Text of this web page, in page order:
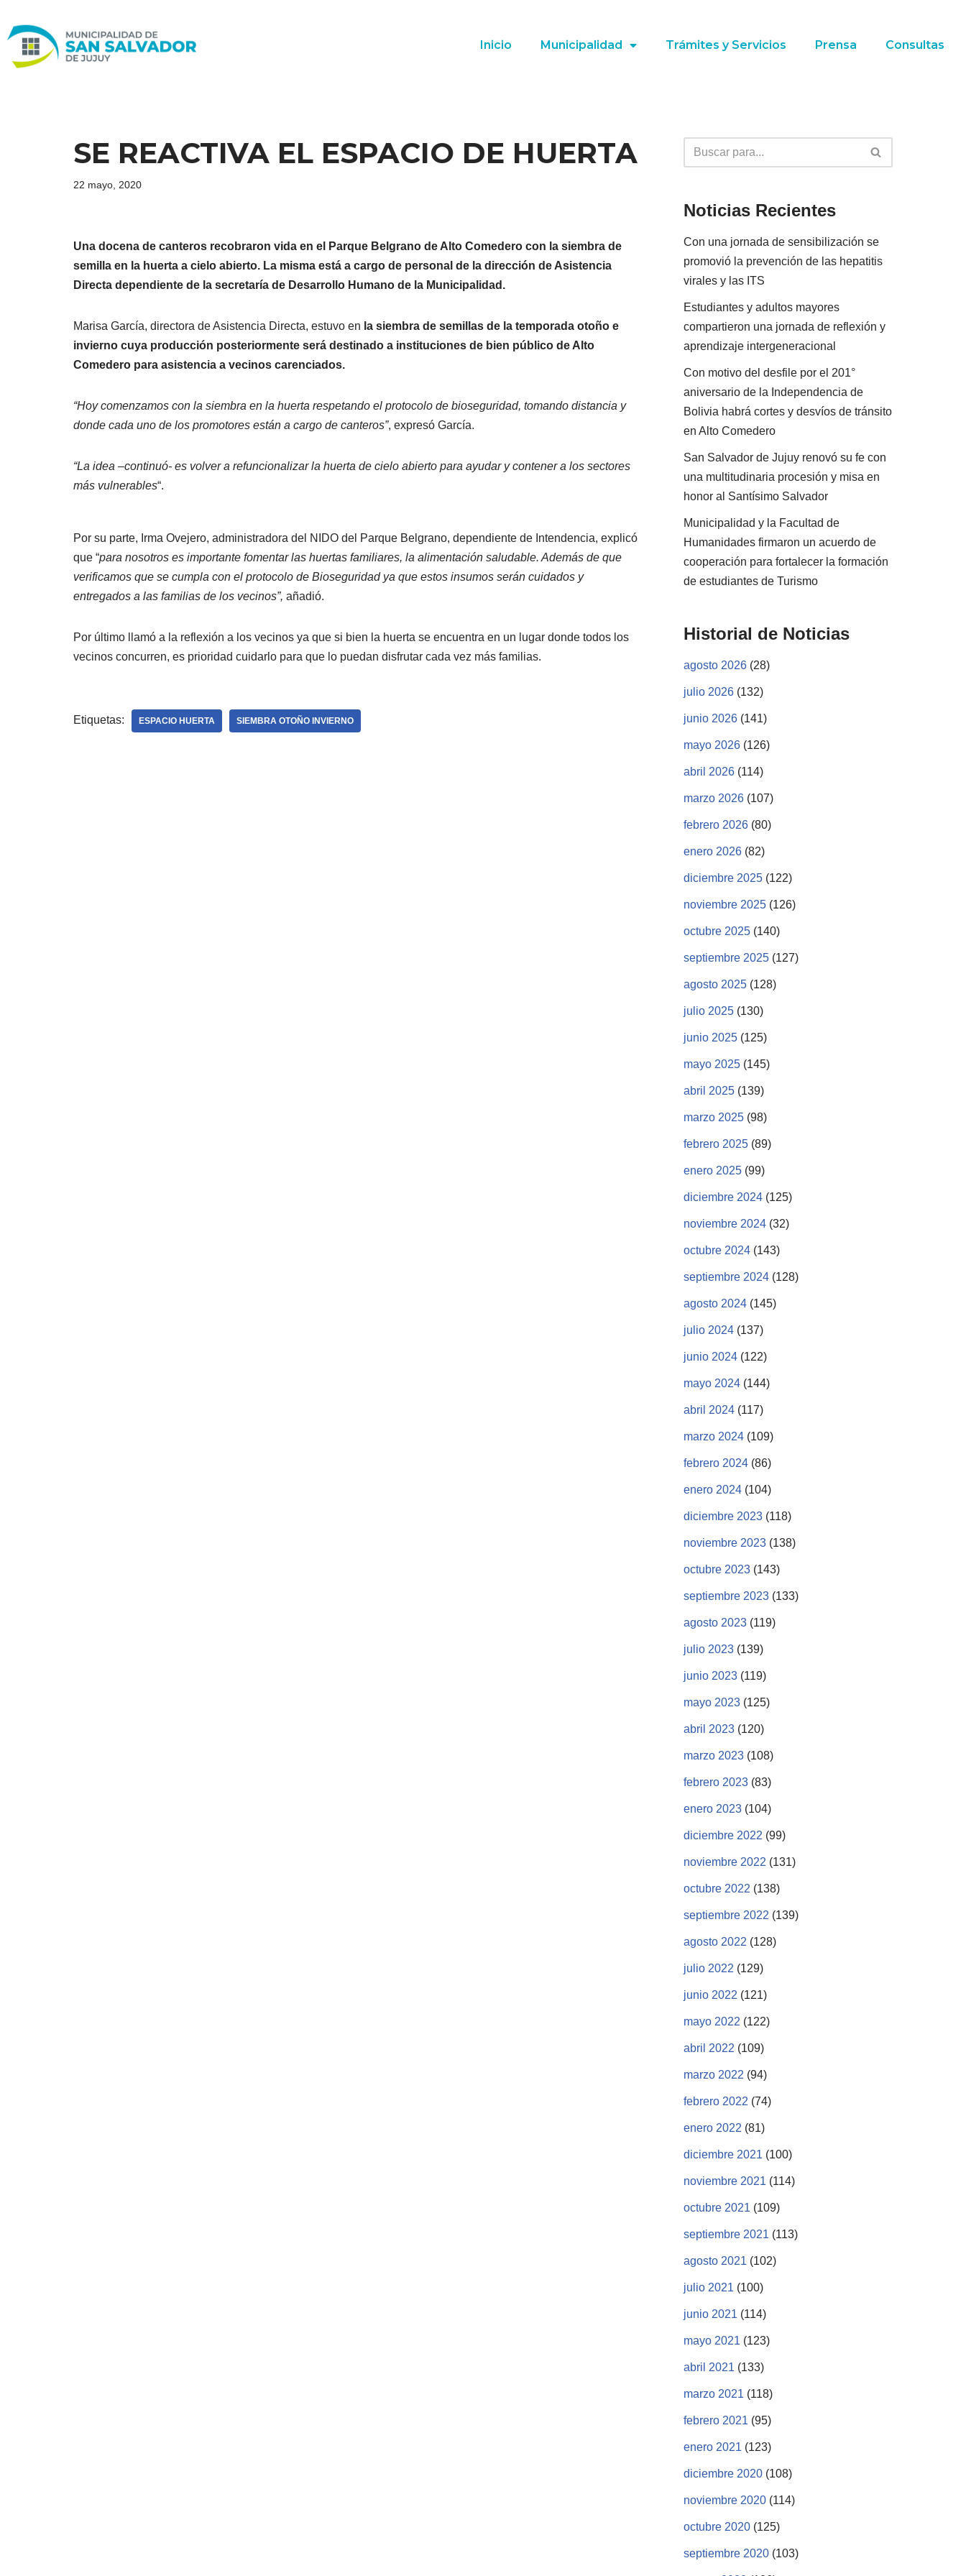
Ir
al
Inicio Municipalidad Trámites y Servicios Prensa Consultas
SE REACTIVA EL ESPACIO DE HUERTA
22 mayo, 2020
Una docena de canteros recobraron vida en el Parque Belgrano de Alto Comedero con la siembra de
semilla en la huerta a cielo abierto. La misma está a cargo de personal de la dirección de Asistencia
Directa dependiente de la secretaría de Desarrollo Humano de la Municipalidad.
Marisa García, directora de Asistencia Directa, estuvo en la siembra de semillas de la temporada otoño e
invierno cuya producción posteriormente será destinado a instituciones de bien público de Alto
Comedero para asistencia a vecinos carenciados.
“Hoy comenzamos con la siembra en la huerta respetando el protocolo de bioseguridad, tomando distancia y
donde cada uno de los promotores están a cargo de canteros”, expresó García.
“La idea –continuó- es volver a refuncionalizar la huerta de cielo abierto para ayudar y contener a los sectores
más vulnerables“.
Por su parte, Irma Ovejero, administradora del NIDO del Parque Belgrano, dependiente de Intendencia, explicó
que “para nosotros es importante fomentar las huertas familiares, la alimentación saludable. Además de que
verificamos que se cumpla con el protocolo de Bioseguridad ya que estos insumos serán cuidados y
entregados a las familias de los vecinos”, añadió.
Por último llamó a la reflexión a los vecinos ya que si bien la huerta se encuentra en un lugar donde todos los
vecinos concurren, es prioridad cuidarlo para que lo puedan disfrutar cada vez más familias.
Etiquetas: ESPACIO HUERTA SIEMBRA OTOÑO INVIERNO
Noticias Recientes
Con una jornada de sensibilización se
promovió la prevención de las hepatitis
virales y las ITS
Estudiantes y adultos mayores
compartieron una jornada de reflexión y
aprendizaje intergeneracional
Con motivo del desfile por el 201°
aniversario de la Independencia de
Bolivia habrá cortes y desvíos de tránsito
en Alto Comedero
San Salvador de Jujuy renovó su fe con
una multitudinaria procesión y misa en
honor al Santísimo Salvador
Municipalidad y la Facultad de
Humanidades firmaron un acuerdo de
cooperación para fortalecer la formación
de estudiantes de Turismo
Historial de Noticias
agosto 2026 (28)
julio 2026 (132)
junio 2026 (141)
mayo 2026 (126)
abril 2026 (114)
marzo 2026 (107)
febrero 2026 (80)
enero 2026 (82)
diciembre 2025 (122)
noviembre 2025 (126)
octubre 2025 (140)
septiembre 2025 (127)
agosto 2025 (128)
julio 2025 (130)
junio 2025 (125)
mayo 2025 (145)
abril 2025 (139)
marzo 2025 (98)
febrero 2025 (89)
enero 2025 (99)
diciembre 2024 (125)
noviembre 2024 (32)
octubre 2024 (143)
septiembre 2024 (128)
agosto 2024 (145)
julio 2024 (137)
junio 2024 (122)
mayo 2024 (144)
abril 2024 (117)
marzo 2024 (109)
febrero 2024 (86)
enero 2024 (104)
diciembre 2023 (118)
noviembre 2023 (138)
octubre 2023 (143)
septiembre 2023 (133)
agosto 2023 (119)
julio 2023 (139)
junio 2023 (119)
mayo 2023 (125)
abril 2023 (120)
marzo 2023 (108)
febrero 2023 (83)
enero 2023 (104)
diciembre 2022 (99)
noviembre 2022 (131)
octubre 2022 (138)
septiembre 2022 (139)
agosto 2022 (128)
julio 2022 (129)
junio 2022 (121)
mayo 2022 (122)
abril 2022 (109)
marzo 2022 (94)
febrero 2022 (74)
enero 2022 (81)
diciembre 2021 (100)
noviembre 2021 (114)
octubre 2021 (109)
septiembre 2021 (113)
agosto 2021 (102)
julio 2021 (100)
junio 2021 (114)
mayo 2021 (123)
abril 2021 (133)
marzo 2021 (118)
febrero 2021 (95)
enero 2021 (123)
diciembre 2020 (108)
noviembre 2020 (114)
octubre 2020 (125)
septiembre 2020 (103)